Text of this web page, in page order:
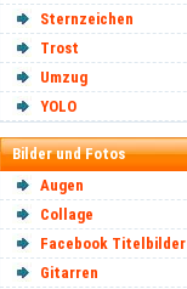
Sternzeichen
Trost
Umzug
YOLO
Bilder und Fotos
Augen
Collage
Facebook Titelbilder
Gitarren